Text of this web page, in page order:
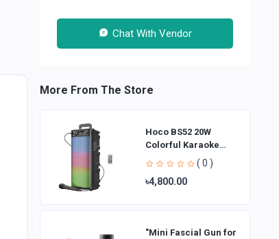
Chat With Vendor
More From The Store
Hoco BS52 20W
Colorful Karaoke
Bluetooth Speaker
( 0 )
৳4,800.00
"Mini Fascial Gun for